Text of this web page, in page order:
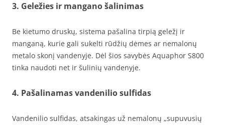
3. Geležies ir mangano šalinimas
Be kietumo druskų, sistema pašalina tirpią geležį ir
manganą, kurie gali sukelti rūdžių dėmes ar nemalonų
metalo skonį vandenyje. Dėl šios savybės Aquaphor S800
tinka naudoti net ir šulinių vandenyje.
4. Pašalinamas vandenilio sulfidas
Vandenilio sulfidas, atsakingas už nemalonų „supuvusių